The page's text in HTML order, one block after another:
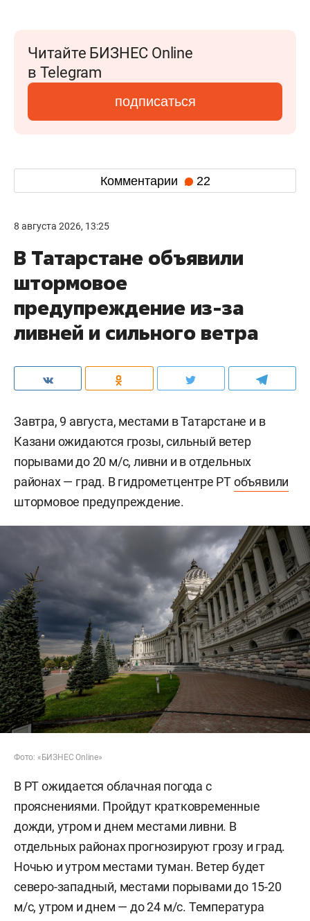
Читайте БИЗНЕС Online
в Telegram
подписаться
Комментарии 22
8 августа 2026, 13:25
В Татарстане объявили
штормовое
предупреждение из-за
ливней и сильного ветра
Завтра, 9 августа, местами в Татарстане и в
Казани ожидаются грозы, сильный ветер
порывами до 20 м/c, ливни и в отдельных
районах — град. В гидрометцентре РТобъявили
штормовое предупреждение.
Фото: «БИЗНЕС Online»
В РТ ожидается облачная погода с
прояснениями. Пройдут кратковременные
дожди, утром и днем местами ливни. В
отдельных районах прогнозируют грозу и град.
Ночью и утром местами туман. Ветер будет
северо-западный, местами порывами до 15-20
м/c, утром и днем — до 24 м/с. Температура